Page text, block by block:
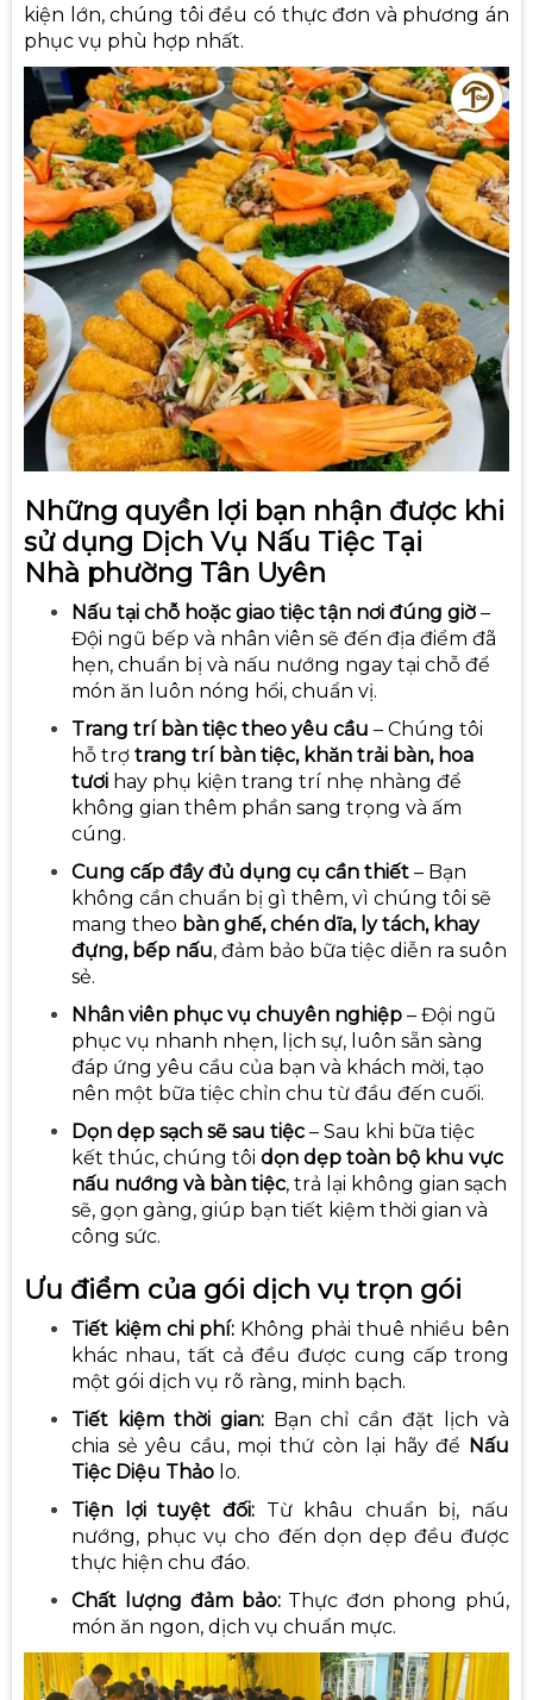
kiện lớn, chúng tôi đều có thực đơn và phương án
phục vụ phù hợp nhất.
Những quyền lợi bạn nhận được khi
sử dụng Dịch Vụ Nấu Tiệc Tại
Nhà phường Tân Uyên
Nấu tại chỗ hoặc giao tiệc tận nơi đúng giờ –
Đội ngũ bếp và nhân viên sẽ đến địa điểm đã
hẹn, chuẩn bị và nấu nướng ngay tại chỗ để
món ăn luôn nóng hổi, chuẩn vị.
Trang trí bàn tiệc theo yêu cầu – Chúng tôi
hỗ trợ trang trí bàn tiệc, khăn trải bàn, hoa
tươi hay phụ kiện trang trí nhẹ nhàng để
không gian thêm phần sang trọng và ấm
cúng.
Cung cấp đầy đủ dụng cụ cần thiết – Bạn
không cần chuẩn bị gì thêm, vì chúng tôi sẽ
mang theo bàn ghế, chén dĩa, ly tách, khay
đựng, bếp nấu, đảm bảo bữa tiệc diễn ra suôn
sẻ.
Nhân viên phục vụ chuyên nghiệp – Đội ngũ
phục vụ nhanh nhẹn, lịch sự, luôn sẵn sàng
đáp ứng yêu cầu của bạn và khách mời, tạo
nên một bữa tiệc chỉn chu từ đầu đến cuối.
Dọn dẹp sạch sẽ sau tiệc – Sau khi bữa tiệc
kết thúc, chúng tôi dọn dẹp toàn bộ khu vực
nấu nướng và bàn tiệc, trả lại không gian sạch
sẽ, gọn gàng, giúp bạn tiết kiệm thời gian và
công sức.
Ưu điểm của gói dịch vụ trọn gói
Tiết kiệm chi phí: Không phải thuê nhiều bên
khác nhau, tất cả đều được cung cấp trong
một gói dịch vụ rõ ràng, minh bạch.
Tiết kiệm thời gian:Bạn chỉ cần đặt lịch và
chia sẻ yêu cầu, mọi thứ còn lại hãy để Nấu
Tiệc Diệu Thảo lo.
Tiện lợi tuyệt đối:Từ khâu chuẩn bị, nấu
nướng, phục vụ cho đến dọn dẹp đều được
thực hiện chu đáo.
Chất lượng đảm bảo:Thực đơn phong phú,
món ăn ngon, dịch vụ chuẩn mực.